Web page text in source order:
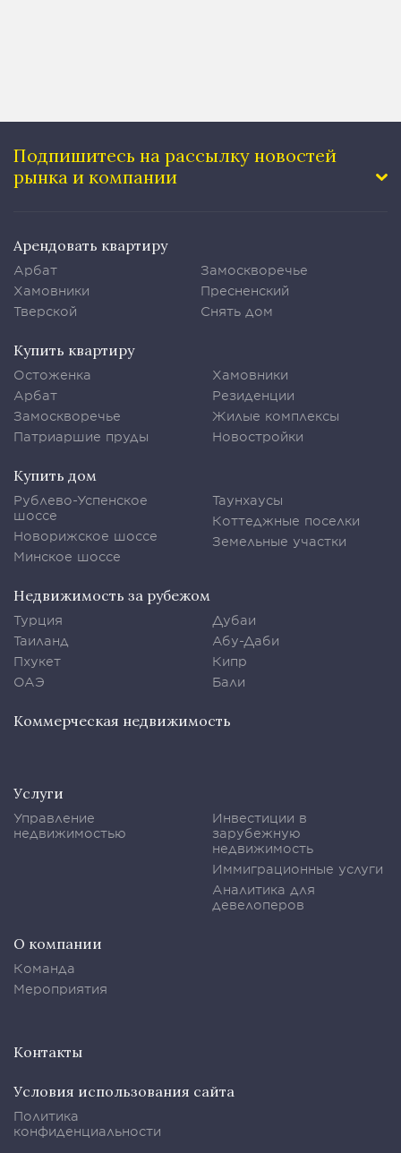
Подпишитесь на рассылку новостей
рынка и компании
Арендовать квартиру
Арбат
Хамовники
Тверской
Замоскворечье
Пресненский
Снять дом
Купить квартиру
Остоженка
Арбат
Замоскворечье
Патриаршие пруды
Хамовники
Резиденции
Жилые комплексы
Новостройки
Купить дом
Рублево-Успенское
шоссе
Новорижское шоссе
Минское шоссе
Таунхаусы
Коттеджные поселки
Земельные участки
Недвижимость за рубежом
Турция
Таиланд
Пхукет
ОАЭ
Дубаи
Абу-Даби
Кипр
Бали
Коммерческая недвижимость
Услуги
Управление
недвижимостью
Инвестиции в
зарубежную
недвижимость
Иммиграционные услуги
Аналитика для
девелоперов
О компании
Команда
Мероприятия
Контакты
Условия использования сайта
Политика
конфиденциальности